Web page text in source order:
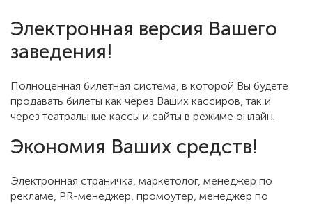
Электронная версия Вашего
заведения!
Полноценная билетная система, в которой Вы будете
продавать билеты как через Ваших кассиров, так и
через театральные кассы и сайты в режиме онлайн.
Экономия Ваших средств!
Электронная страничка, маркетолог, менеджер по
рекламе, PR-менеджер, промоутер, менеджер по